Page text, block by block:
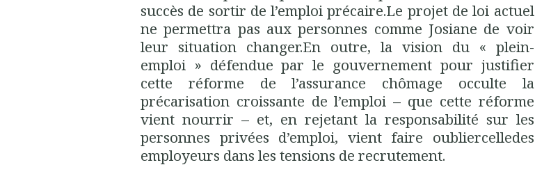
succès de sortir de l’emploi précaire.Le projet de loi actuel
ne permettra pas aux personnes comme Josiane de voir
leur situation changer.En outre, la vision du « plein-
emploi » défendue par le gouvernement pour justifier
cette réforme de l’assurance chômage occulte la
précarisation croissante de l’emploi – que cette réforme
vient nourrir – et, en rejetant la responsabilité sur les
personnes privées d’emploi, vient faire oubliercelledes
employeurs dans les tensions de recrutement.